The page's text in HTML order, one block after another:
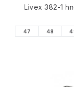
Livex 382-1
47 48